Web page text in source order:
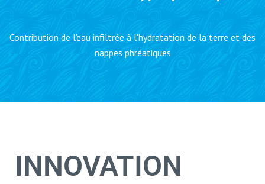
Contribution de l'eau infiltrée à l'hydratation de la terre et des
nappes phréatiques
INNOVATION